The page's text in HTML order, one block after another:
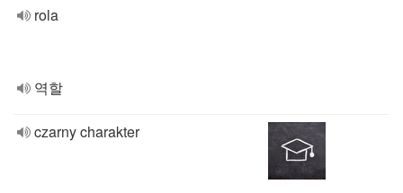
rola
역할
czarny charakter